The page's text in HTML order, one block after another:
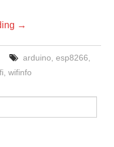
→
arduino esp8266
,wifinfo